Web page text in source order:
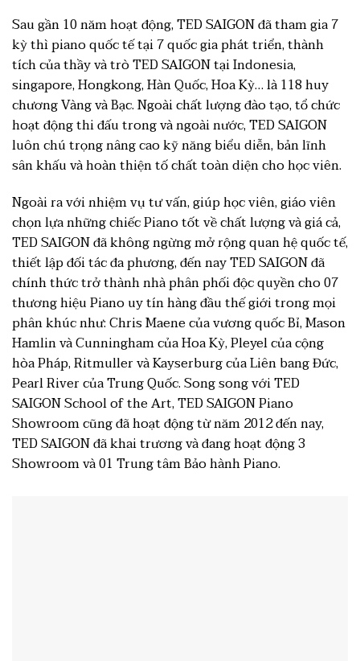
Sau gần 10 năm hoạt động, TED SAIGON đã tham gia 7
kỳ thì piano quốc tế tại 7 quốc gia phát triển, thành
tích của thầy và trò TED SAIGON tại Indonesia,
singapore, Hongkong, Hàn Quốc, Hoa Kỳ… là 118 huy
chương Vàng và Bạc. Ngoài chất lượng đào tạo, tổ chức
hoạt động thi đấu trong và ngoài nước, TED SAIGON
luôn chú trọng nâng cao kỹ năng biểu diễn, bản lĩnh
sân khấu và hoàn thiện tố chất toàn diện cho học viên.
Ngoài ra với nhiệm vụ tư vấn, giúp học viên, giáo viên
chọn lựa những chiếc Piano tốt về chất lượng và giá cả,
TED SAIGON đã không ngừng mở rộng quan hệ quốc tế,
thiết lập đối tác đa phương, đến nay TED SAIGON đã
chính thức trở thành nhà phân phối độc quyền cho 07
thương hiệu Piano uy tín hàng đầu thế giới trong mọi
phân khúc như: Chris Maene của vương quốc Bỉ, Mason
Hamlin và Cunningham của Hoa Kỳ, Pleyel của cộng
hòa Pháp, Ritmuller và Kayserburg của Liên bang Đức,
Pearl River của Trung Quốc. Song song với TED
SAIGON School of the Art, TED SAIGON Piano
Showroom cũng đã hoạt động từ năm 2012 đến nay,
TED SAIGON đã khai trương và đang hoạt động 3
Showroom và 01 Trung tâm Bảo hành Piano.